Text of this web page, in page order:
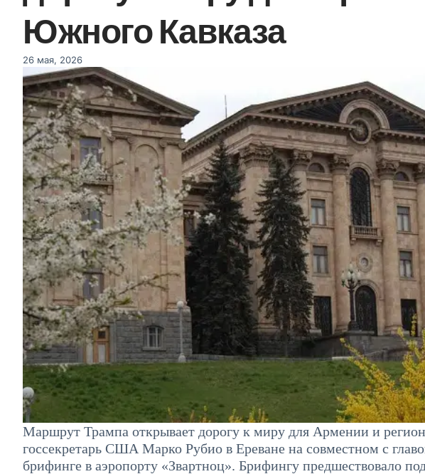
Южного Кавказа
26 мая, 2026
Маршрут Трампа открывает дорогу к миру для Армении и
госсекретарь США Марко Рубио в Ереване на совместном с
брифинге в аэропорту «Звартноц». Брифингу предшествовало